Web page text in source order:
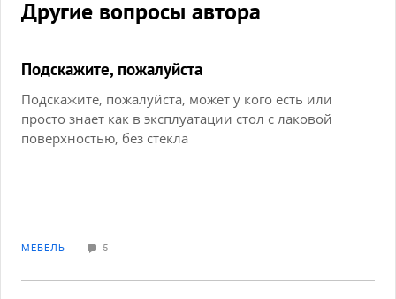
Другие вопросы автора
Подскажите, пожалуйста
Подскажите, пожалуйста, может у кого есть или
просто знает как в эксплуатации стол с лаковой
поверхностью, без стекла
МЕБЕЛЬ 5